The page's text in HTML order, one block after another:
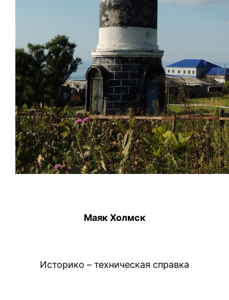
Маяк Холмск
Историко – техническая справка